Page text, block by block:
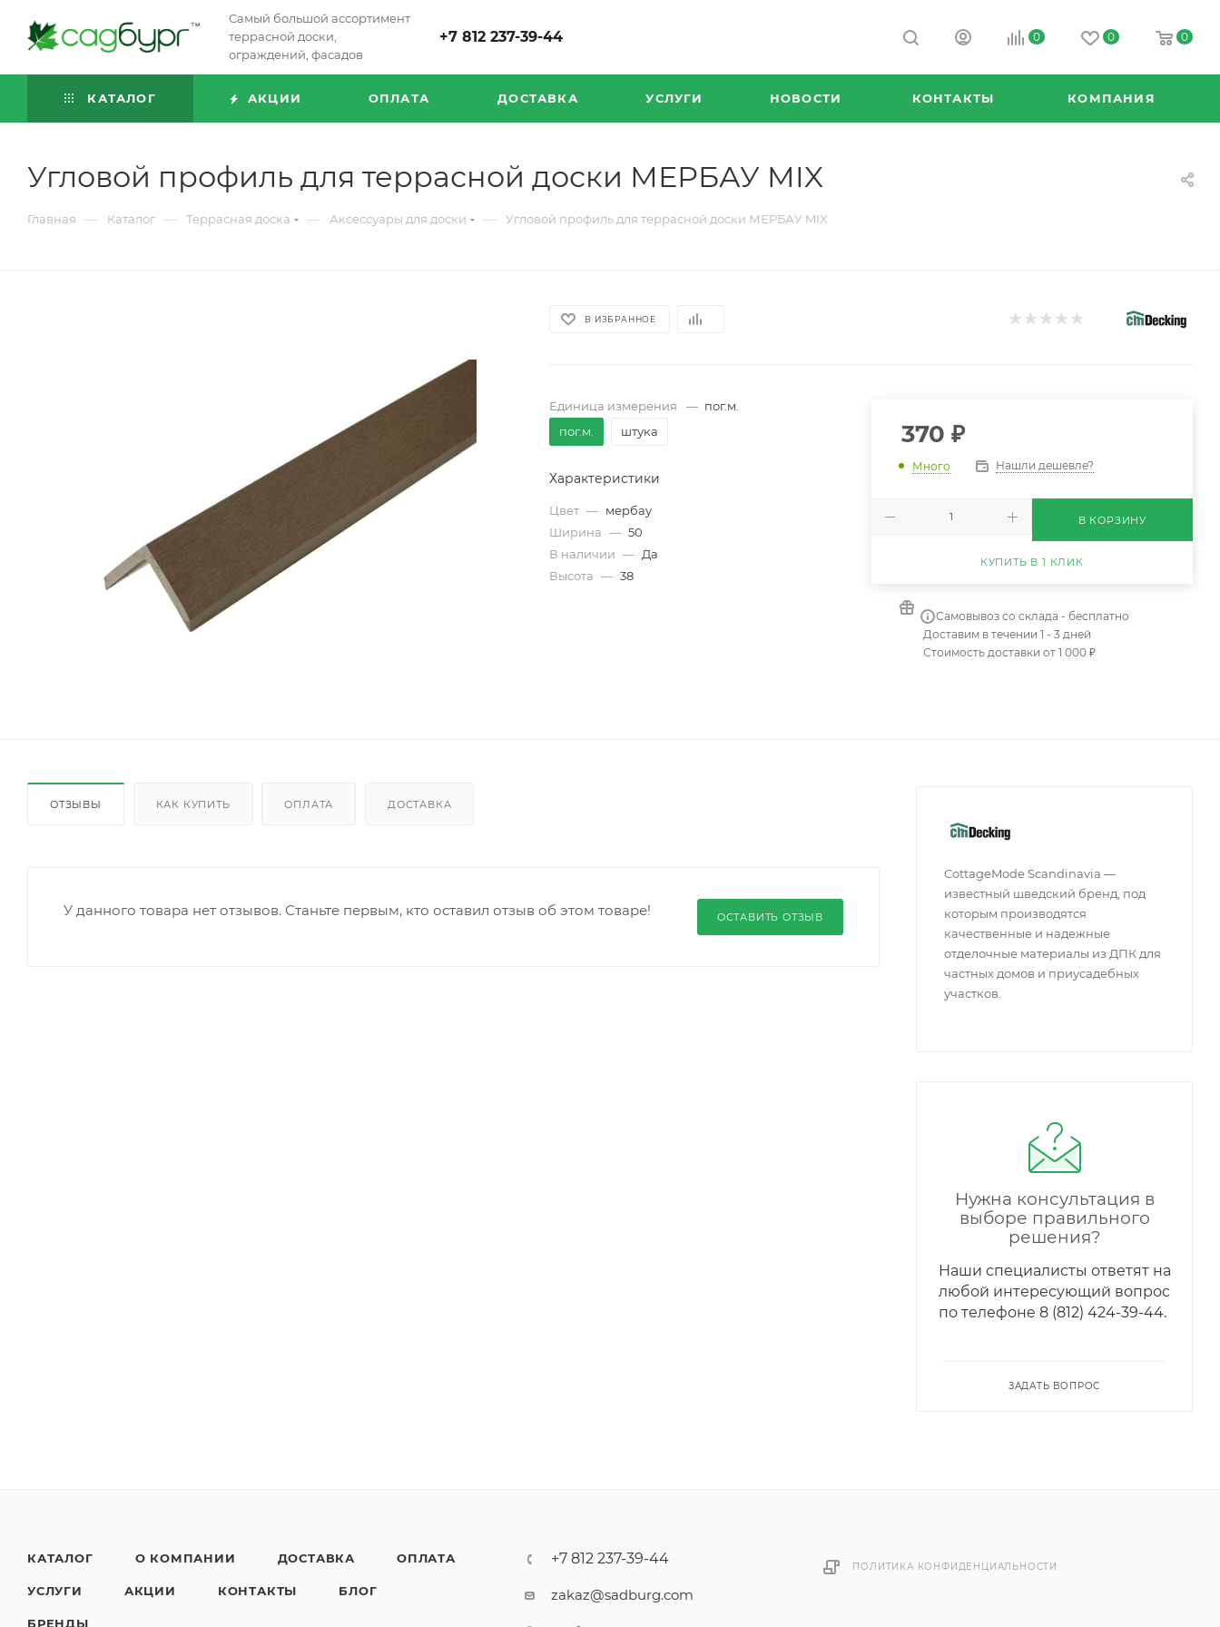
Самый большой ассортимент
террасной доски,
ограждений, фасадов
+7 812 237-39-44 0 0 0
КАТАЛОГ АКЦИИ ОПЛАТА ДОСТАВКА УСЛУГИ НОВОСТИ КОНТАКТЫ КОМПАНИЯ
Угловой профиль для террасной доски МЕРБАУ MIX
Главная — Каталог — Террасная доска — Аксессуары для доски — Угловой профиль для террасной доски МЕРБАУ MIX
В ИЗБРАННОЕ
Единица измерения — пог.м.
пог.м.
штука
Характеристики
Цвет — мербау
Ширина — 50
В наличии — Да
Высота — 38
370 ₽
Много Нашли дешевле?
В КОРЗИНУ
КУПИТЬ В 1 КЛИК
Самовывоз со склада - бесплатно
Доставим в течении 1 - 3 дней
Стоимость доставки от 1 000 ₽
ОТЗЫВЫ КАК КУПИТЬ ОПЛАТА ДОСТАВКА
ОСТАВИТЬ ОТЗЫВ
У данного товара нет отзывов. Станьте первым, кто оставил отзыв об этом товаре!
CottageMode Scandinavia —
известный шведский бренд, под
которым производятся
качественные и надежные
отделочные материалы из ДПК для
частных домов и приусадебных
участков.
Нужна консультация в
выборе правильного
решения?
Наши специалисты ответят на
любой интересующий вопрос
по телефонe 8 (812) 424-39-44.
ЗАДАТЬ ВОПРОС
КАТАЛОГ О КОМПАНИИ ДОСТАВКА ОПЛАТА
УСЛУГИ АКЦИИ КОНТАКТЫ БЛОГ
БРЕНДЫ
+7 812 237-39-44
zakaz@sadburg.com
ПОЛИТИКА КОНФИДЕНЦИАЛЬНОСТИ